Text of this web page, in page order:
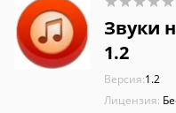
Звуки
1.2
Версия:1.2
Лицензия: